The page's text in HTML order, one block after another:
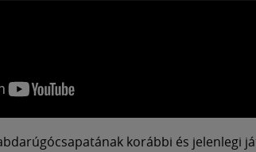
korábbi és jelenlegi